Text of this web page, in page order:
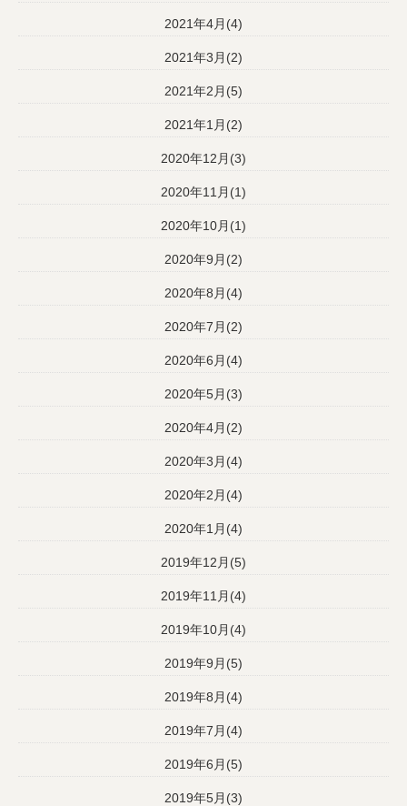
2021年4月(4)
2021年3月(2)
2021年2月(5)
2021年1月(2)
2020年12月(3)
2020年11月(1)
2020年10月(1)
2020年9月(2)
2020年8月(4)
2020年7月(2)
2020年6月(4)
2020年5月(3)
2020年4月(2)
2020年3月(4)
2020年2月(4)
2020年1月(4)
2019年12月(5)
2019年11月(4)
2019年10月(4)
2019年9月(5)
2019年8月(4)
2019年7月(4)
2019年6月(5)
2019年5月(3)